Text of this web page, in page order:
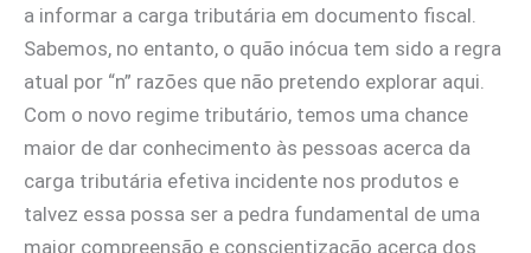
a informar a carga tributária em documento fiscal.
Sabemos, no entanto, o quão inócua tem sido a regra
atual por “n” razões que não pretendo explorar aqui.
Com o novo regime tributário, temos uma chance
maior de dar conhecimento às pessoas acerca da
carga tributária efetiva incidente nos produtos e
talvez essa possa ser a pedra fundamental de uma
maior compreensão e conscientização acerca dos